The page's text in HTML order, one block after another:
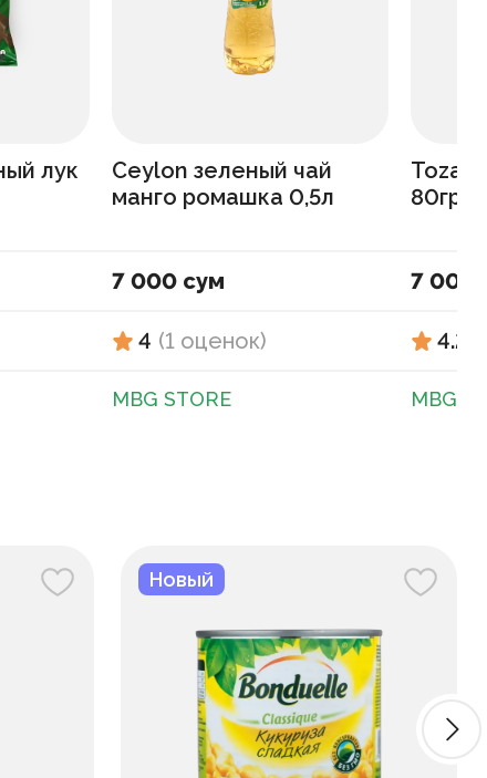
лук
Сeylon зеленый чай
манго ромашка 0,5л
7 000 сум
4 (1 оценок)
MBG STORE
Toza
80гр
7 000
4.2
MBG
Новый